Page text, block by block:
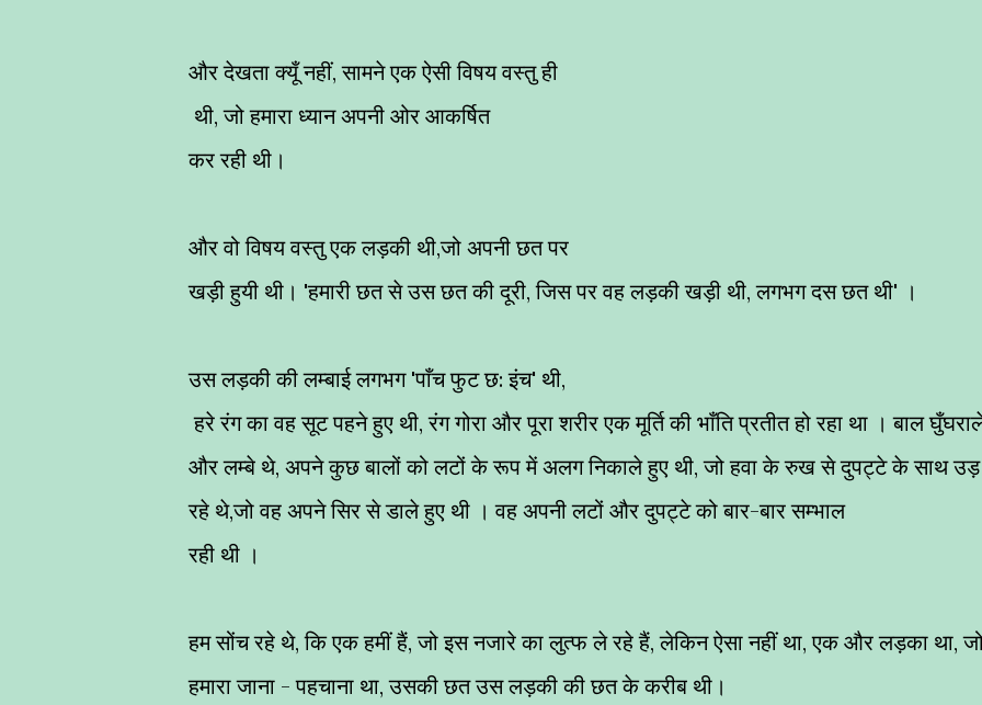
और देखता क्यूँ नहीं, सामने एक ऐसी विषय वस्तु ही
थी, जो हमारा ध्यान अपनी ओर आकर्षित
कर रही थी।
और वो विषय वस्तु एक लड़की थी,जो अपनी छत पर
खड़ी हुयी थी। 'हमारी छत से उस छत की दूरी, जिस पर वह लड़की खड़ी थी, लगभग दस छत थी' ।
उस लड़की की लम्बाई लगभग 'पाँच फुट छ: इंच' थी,
हरे रंग का वह सूट पहने हुए थी, रंग गोरा और पूरा शरीर एक मूर्ति की भाँति प्रतीत हो रहा था । बाल
और लम्बे थे, अपने कुछ बालों को लटों के रूप में अलग निकाले हुए थी, जो हवा के रुख से दुपट्टे के साथ उड़
रहे थे,जो वह अपने सिर से डाले हुए थी । वह अपनी लटों और दुपट्टे को बार-बार सम्भाल
रही थी ।
हम सोंच रहे थे, कि एक हमीं हैं, जो इस नजारे का लुत्फ ले रहे हैं, लेकिन ऐसा नहीं था, एक और लड़का था,
हमारा जाना - पहचाना था, उसकी छत उस लड़की की छत के करीब थी।